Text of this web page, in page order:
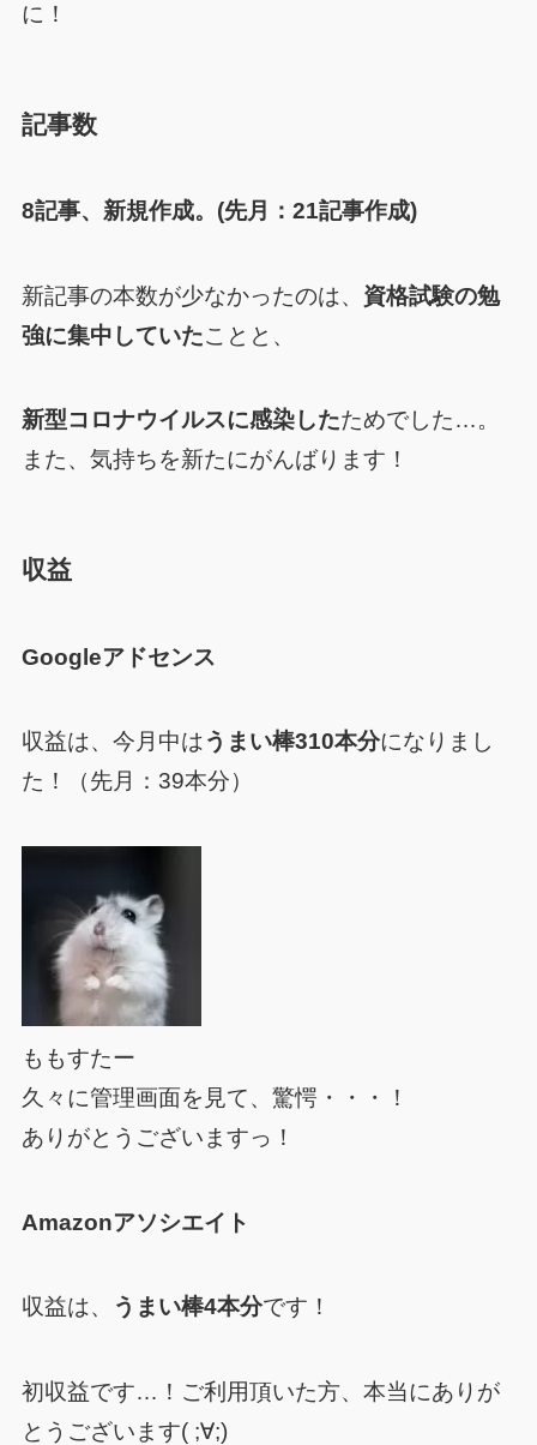
に！
記事数
8記事、新規作成。 (先月：21記事作成)
新記事の本数が少なかったのは、 資格試験の勉
強に集中していたことと、
新型コロナウイルスに感染したためでした…。
また、気持ちを新たにがんばります！
収益
Googleアドセンス
収益は、今月中はうまい棒310本分になりまし
た！（先月：39本分）
ももすたー
久々に管理画面を見て、驚愕・・・！
ありがとうございますっ！
Amazonアソシエイト
収益は、 うまい棒4本分です！
初収益です…！ご利用頂いた方、本当にありが
とうございます( ;∀;)